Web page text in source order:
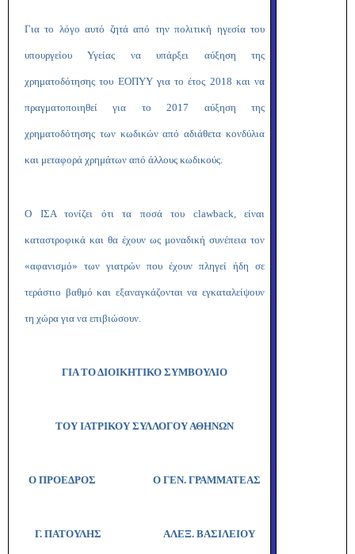
Για το λόγο αυτό ζητά από την πολιτική ηγεσία του
υπουργείου Υγείας να υπάρξει αύξηση της
χρηματοδότησης του ΕΟΠΥΥ για το έτος 2018 και να
πραγματοποιηθεί για το 2017 αύξηση της
χρηματοδότησης των κωδικών από αδιάθετα κονδύλια
και μεταφορά χρημάτων από άλλους κωδικούς.
Ο ΙΣΑ τονίζει ότι τα ποσά του clawback, είναι
καταστροφικά και θα έχουν ως μοναδική συνέπεια τον
«αφανισμό» των γιατρών που έχουν πληγεί ήδη σε
τεράστιο βαθμό και εξαναγκάζονται να εγκαταλείψουν
τη χώρα για να επιβιώσουν.
ΓΙΑ ΤΟ ΔΙΟΙΚΗΤΙΚΟ ΣΥΜΒΟΥΛΙΟ
ΤΟΥ ΙΑΤΡΙΚΟΥ ΣΥΛΛΟΓΟΥ ΑΘΗΝΩΝ
Ο ΠΡΟΕΔΡΟΣ Ο ΓΕΝ. ΓΡΑΜΜΑΤΕΑΣ
Γ. ΠΑΤΟΥΛΗΣ ΑΛΕΞ. ΒΑΣΙΛΕΙΟΥ